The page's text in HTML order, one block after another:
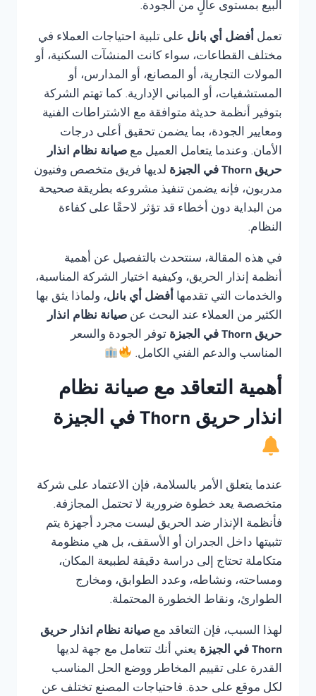
البيع بمستوى عالٍ من الجودة.
تعمل أفضل أي بانل على تلبية احتياجات العملاء في
مختلف القطاعات، سواء كانت المنشآت السكنية، أو
المولات التجارية، أو المصانع، أو المدارس، أو
المستشفيات، أو المباني الإدارية. كما تهتم الشركة
بتوفير أنظمة حديثة متوافقة مع الاشتراطات الفنية
ومعايير الجودة، بما يضمن تحقيق أعلى درجات
الأمان. وعندما يتعامل العميل مع صيانة نظام انذار
حريق Thorn في الجيزة
لديها فريق متخصص وفنيون
مدربون، فإنه يضمن تنفيذ مشروعه بطريقة صحيحة
من البداية دون أخطاء قد تؤثر لاحقًا على كفاءة
النظام.
في هذه المقالة، سنتحدث بالتفصيل عن أهمية
أنظمة إنذار الحريق، وكيفية اختيار الشركة المناسبة،
والخدمات التي تقدمها أفضل أي بانل، ولماذا يثق بها
الكثير من العملاء عند البحث عن صيانة نظام انذار
حريق Thorn في الجيزة
توفر الجودة والسعر
المناسب والدعم الفني الكامل.
أهمية التعاقد مع صيانة نظام
انذار حريق Thorn في الجيزة
عندما يتعلق الأمر بالسلامة، فإن الاعتماد على شركة
متخصصة يعد خطوة ضرورية لا تحتمل المجازفة.
فأنظمة الإنذار ضد الحريق ليست مجرد أجهزة يتم
تثبيتها داخل الجدران أو الأسقف، بل هي منظومة
متكاملة تحتاج إلى دراسة دقيقة لطبيعة المكان،
ومساحته، ونشاطه، وعدد الطوابق، ومخارج
الطوارئ، ونقاط الخطورة المحتملة.
لهذا السبب، فإن التعاقد مع صيانة نظام انذار حريق
Thorn في الجيزة
يعني أنك تتعامل مع جهة لديها
القدرة على تقييم المخاطر ووضع الحل المناسب
لكل موقع على حدة. فاحتياجات المصنع تختلف عن